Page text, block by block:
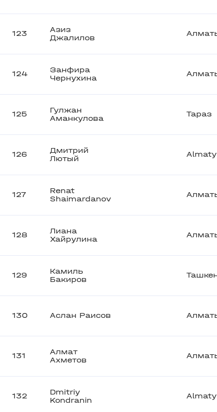
123
Азиз
Джалилов
124
Занфира
Чернухина
125
Гулжан
Аманкулова
Тараз
126
Дмитрий
Лютый
Almaty
127
Renat
Shaimardanov
128
Лиана
Хайрулина
129
Камиль
Бакиров
130 Аслан Раисов
131
Алмат
Ахметов
132
Dmitriy
Kondranin
Almaty